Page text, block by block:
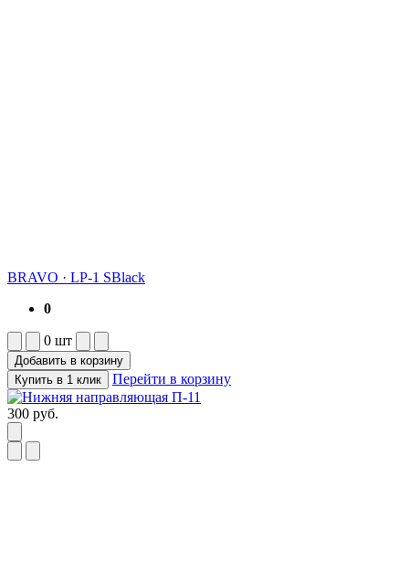
BRAVO · LP-1 SBlack
0
0 шт
Добавить в корзину
Купить в 1 клик
Перейти в корзину
300 руб.